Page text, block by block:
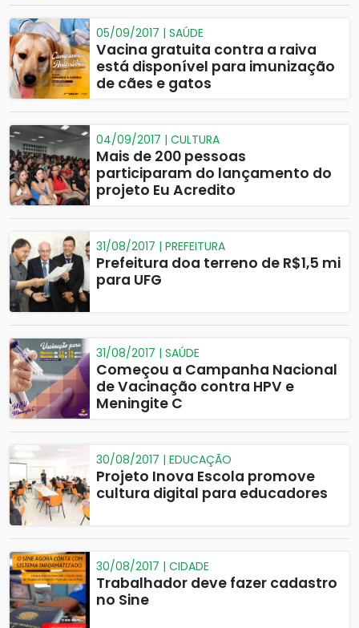
05/09/2017 | SAÚDE
Vacina gratuita contra a raiva
está disponível para imunização
de cães e gatos
04/09/2017 | CULTURA
Mais de 200 pessoas
participaram do lançamento do
projeto Eu Acredito
31/08/2017 | PREFEITURA
Prefeitura doa terreno de R$1,5 mi
para UFG
31/08/2017 | SAÚDE
Começou a Campanha Nacional
de Vacinação contra HPV e
Meningite C
30/08/2017 | EDUCAÇÃO
Projeto Inova Escola promove
cultura digital para educadores
30/08/2017 | CIDADE
Trabalhador deve fazer cadastro
no Sine